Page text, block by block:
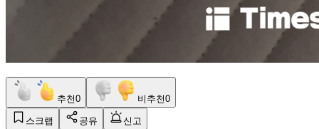
추천0 비추천0
스크랩 공유
신고